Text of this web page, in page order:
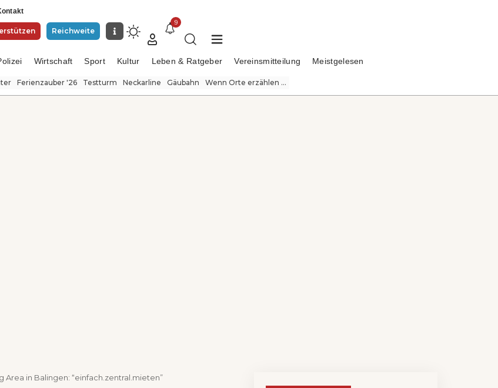
Reichweite
9
Wirtschaft Sport Kultur Leben & Ratgeber Vereinsmitteilung Meistgelesen
Ferienzauber '26 Testturm Neckarline Gäubahn Wenn Orte erzählen ...
Area in Balingen: “einfach.zentral.mieten”